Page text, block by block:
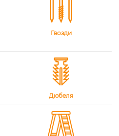
Гвозди
Дюбеля